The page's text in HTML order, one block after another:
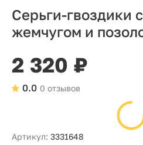
Серьги-гвоздики
жемчугом и
2 320 ₽
0 отзывов
0.0
Артикул: 3331648